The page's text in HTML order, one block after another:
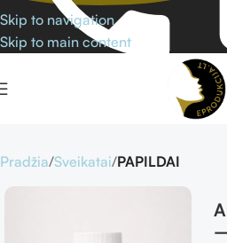
Skip to navigation
Skip to main content
Pradžia Sveikatai PAPILDAI